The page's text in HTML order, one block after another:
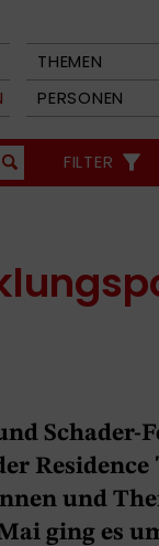
THEMEN
PERSONEN
FILTER
Schader-
Residence
und
ging es